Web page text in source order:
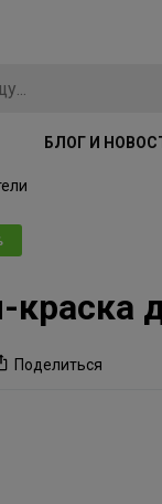
БЛОГ И
краска
Поделиться